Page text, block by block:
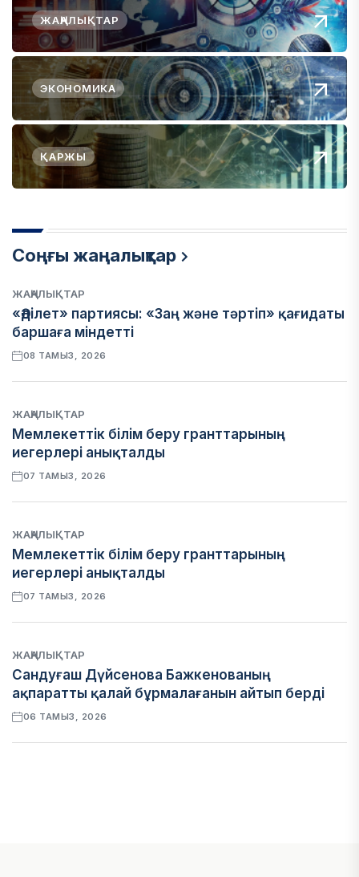
ЖАҢАЛЫҚТАР
ЭКОНОМИКА
ҚАРЖЫ
Соңғы жаңалықтар
ЖАҢАЛЫҚТАР
«Әділет» партиясы: «Заң және тәртіп» қағидаты
баршаға міндетті
08 ТАМЫЗ, 2026
ЖАҢАЛЫҚТАР
Мемлекеттік білім беру гранттарының
иегерлері анықталды
07 ТАМЫЗ, 2026
ЖАҢАЛЫҚТАР
Мемлекеттік білім беру гранттарының
иегерлері анықталды
07 ТАМЫЗ, 2026
ЖАҢАЛЫҚТАР
Сандуғаш Дүйсенова Бажкенованың
ақпаратты қалай бұрмалағанын айтып берді
06 ТАМЫЗ, 2026